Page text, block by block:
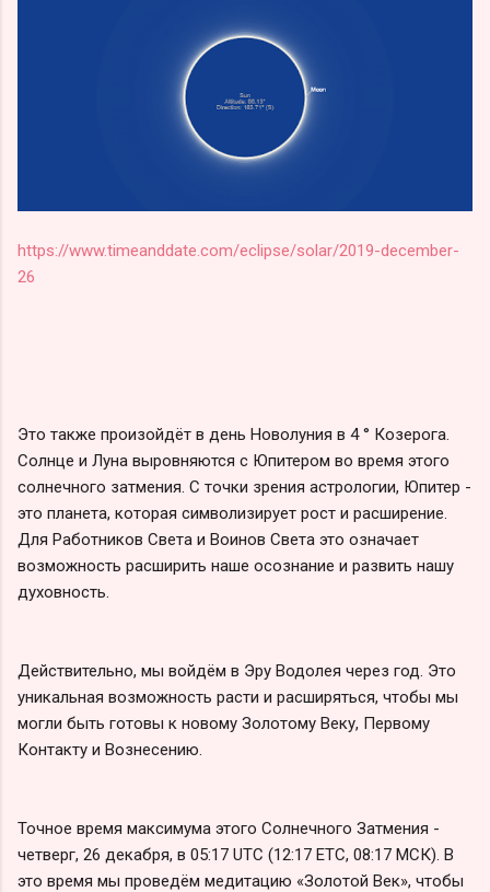
https://www.timeanddate.com/eclipse/solar/2019-december-
26
Это также произойдёт в день Новолуния в 4 ° Козерога.
Солнце и Луна выровняются с Юпитером во время этого
солнечного затмения. С точки зрения астрологии, Юпитер -
это планета, которая символизирует рост и расширение.
Для Работников Света и Воинов Света это означает
возможность расширить наше осознание и развить нашу
духовность.
Действительно, мы войдём в Эру Водолея через год. Это
уникальная возможность расти и расширяться, чтобы мы
могли быть готовы к новому Золотому Веку, Первому
Контакту и Вознесению.
Точное время максимума этого Солнечного Затмения -
четверг, 26 декабря, в 05:17 UTC (12:17 ETC, 08:17 МСК). В
это время мы проведём медитацию «Золотой Век», чтобы